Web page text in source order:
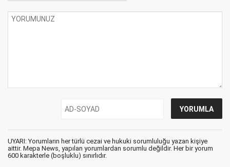
UYARI: Yorumların her türlü cezai ve hukuki sorumluluğu yazan kişiye
aittir. Mepa News, yapılan yorumlardan sorumlu değildir. Her bir yorum
600 karakterle (boşluklu) sınırlıdır.